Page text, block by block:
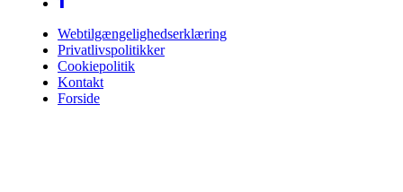
Webtilgængelighedserklæring
Privatlivspolitikker
Cookiepolitik
Kontakt
Forside